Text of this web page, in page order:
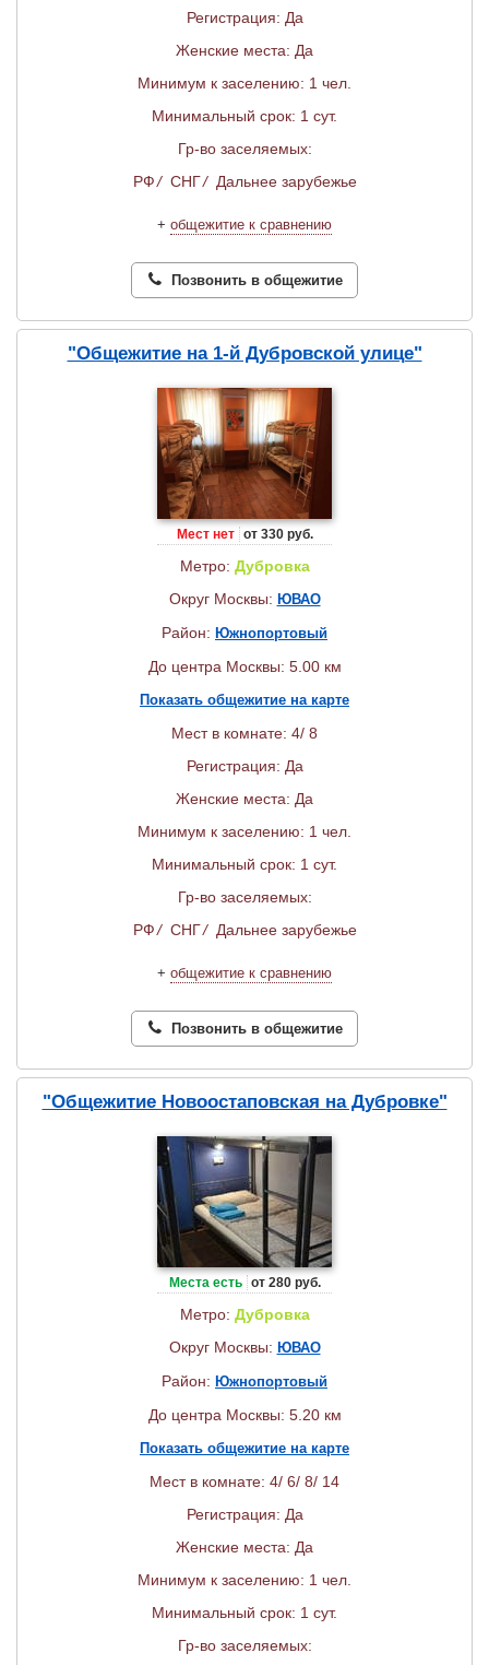
Регистрация: Да
Женские места: Да
Минимум к заселению: 1 чел.
Минимальный срок: 1 сут.
Гр-во заселяемых:
РФ/ СНГ/ Дальнее зарубежье
+ общежитие к сравнению
Позвонить в общежитие
"Общежитие на 1-й Дубровской улице"
Мест нет от 330 руб.
Метро: Дубровка
Округ Москвы: ЮВАО
Район: Южнопортовый
До центра Москвы: 5.00 км
Показать общежитие на карте
Мест в комнате: 4/ 8
Регистрация: Да
Женские места: Да
Минимум к заселению: 1 чел.
Минимальный срок: 1 сут.
Гр-во заселяемых:
РФ/ СНГ/ Дальнее зарубежье
+ общежитие к сравнению
Позвонить в общежитие
"Общежитие Новоостаповская на Дубровке"
Места есть от 280 руб.
Метро: Дубровка
Округ Москвы: ЮВАО
Район: Южнопортовый
До центра Москвы: 5.20 км
Показать общежитие на карте
Мест в комнате: 4/ 6/ 8/ 14
Регистрация: Да
Женские места: Да
Минимум к заселению: 1 чел.
Минимальный срок: 1 сут.
Гр-во заселяемых: